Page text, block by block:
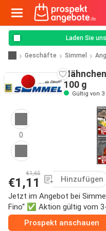
Laden Sie
Geschäfte Simmel
100 g
Gültig von 3
0
€1,65
€1,11
Hinzufügen
Jetzt im Angebot bei
Fino“ ✅ Aktion gültig vom
Prospekt anschauen